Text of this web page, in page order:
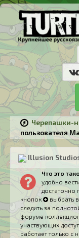
Черепашки-
пользователя
Illusion
Что это
удобно
достаточно
кнопок
выбрать
следить за
форуме
участвующих
работает только с